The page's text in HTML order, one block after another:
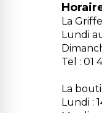
La
Lundi
Tel : 01
La
Lundi :